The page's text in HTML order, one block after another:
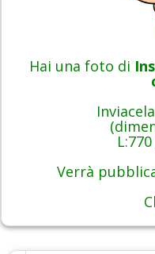
Hai una foto di
Verrà